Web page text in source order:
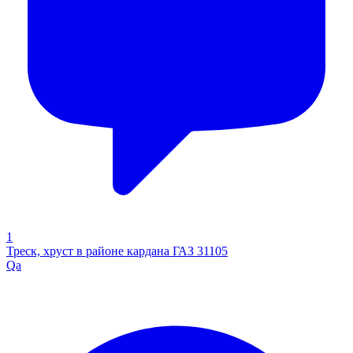
1
Треск, хруст в районе кардана ГАЗ 31105
Qa